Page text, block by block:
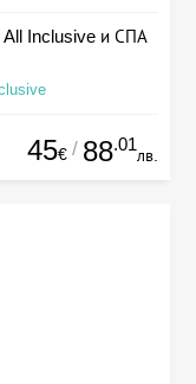
All Inclusive и СПА
45€ / 88.01
лв.